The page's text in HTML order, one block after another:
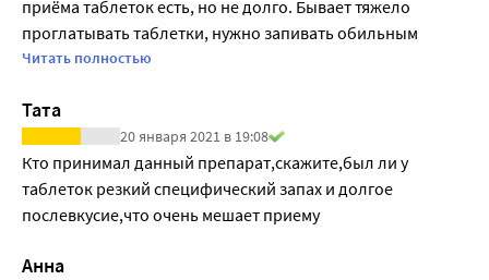
биохимических процессах, обеспечивающих нормальную
жизнедеятельность различных структур нервной
-Витамин В1 (тиамин) играет фундаментальную роль в
выработке энергии в организме, необходим для роста,
развития и функционирования клеток. Участвует в
построении мембран нервных клеток. Необходим для
биосинтеза ацетилхолина, является важнейшим
нервных волокнах (за счет активации хлоридных ионных
приёма таблеток есть, но не долго. Бывает тяжело
проглатывать таблетки, нужно запивать обильным
количеством воды. Препарат прописывал невролог,
испробовала на себе данный препарат.
Читать полностью
Тата
20 января 2021 в 19:08
Кто принимал данный препарат,скажите,был ли у
таблеток резкий специфический запах и долгое
послевкусие,что очень мешает приему
Анна